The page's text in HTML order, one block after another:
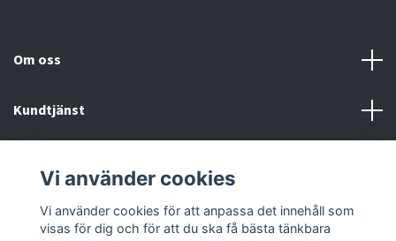
Om oss
Kundtjänst
Sociala medier
Vi använder cookies
Vi använder cookies för att anpassa det innehåll som
visas för dig och för att du ska få bästa tänkbara